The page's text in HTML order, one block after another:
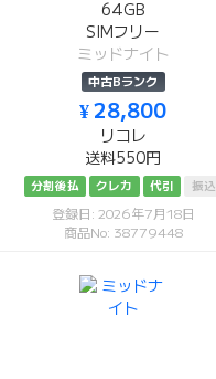
64GB
SIMフリー
ミッドナイト
中古Bランク
¥ 28,800
リコレ
送料550円
分割後払 クレカ 代引 振込
登録日: 2026年7月18日
商品No: 38779448